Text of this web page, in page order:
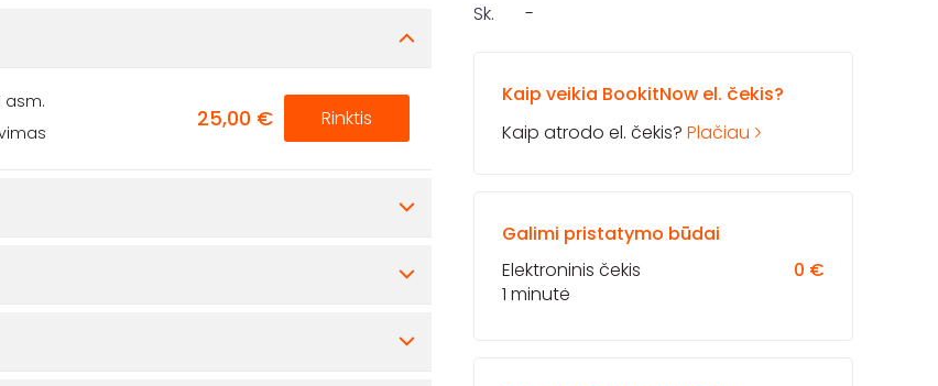
asm.
25,00 € Rinktis
Sk.
-
Kaip veikia BookitNow el. čekis?
Kaip atrodo el. čekis? Plačiau
Galimi pristatymo būdai
0 €
Elektroninis čekis
1 minutė